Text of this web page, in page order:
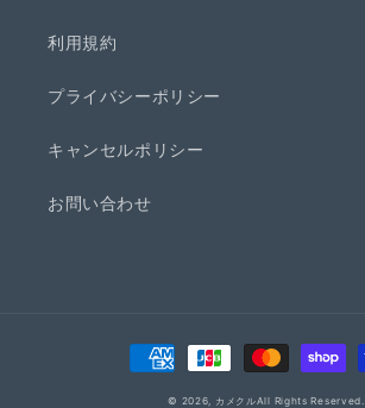
利用規約
プライバシーポリシー
キャンセルポリシー
お問い合わせ
決
済
© 2026, カメクルAll Rights Reserved.